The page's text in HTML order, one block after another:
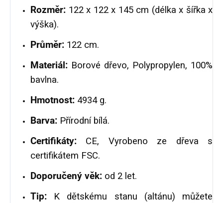
Rozměr: 122 x 122 x 145 cm (délka x šířka x
výška).
Průměr: 122 cm.
Materiál: Borové dřevo, Polypropylen, 100%
bavlna.
Hmotnost: 4934 g.
Barva: Přírodní bílá.
Certifikáty: CE, Vyrobeno ze dřeva s
certifikátem FSC.
Doporučený věk: od 2 let.
Tip: K dětskému stanu (altánu) můžete